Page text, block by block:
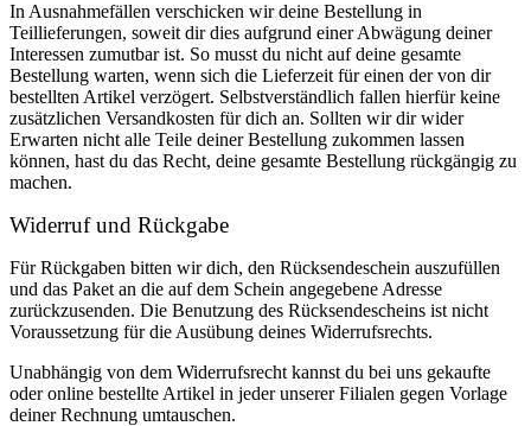
In Ausnahmefällen verschicken wir deine Bestellung in
Teillieferungen, soweit dir dies aufgrund einer Abwägung deiner
Interessen zumutbar ist. So musst du nicht auf deine gesamte
Bestellung warten, wenn sich die Lieferzeit für einen der von dir
bestellten Artikel verzögert. Selbstverständlich fallen hierfür keine
zusätzlichen Versandkosten für dich an. Sollten wir dir wider
Erwarten nicht alle Teile deiner Bestellung zukommen lassen
können, hast du das Recht, deine gesamte Bestellung rückgängig zu
machen.
Widerruf und Rückgabe
Für Rückgaben bitten wir dich, den Rücksendeschein auszufüllen
und das Paket an die auf dem Schein angegebene Adresse
zurückzusenden. Die Benutzung des Rücksendescheins ist nicht
Voraussetzung für die Ausübung deines Widerrufsrechts.
Unabhängig von dem Widerrufsrecht kannst du bei uns gekaufte
oder online bestellte Artikel in jeder unserer Filialen gegen Vorlage
deiner Rechnung umtauschen.